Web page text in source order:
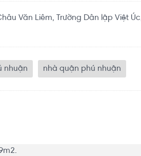
Văn Liêm, Trường Dân lập Việt
nhuận nhà quận phú nhuận